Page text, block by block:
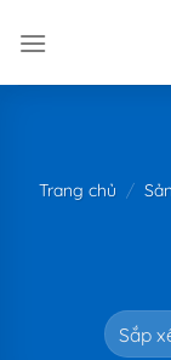
Trang chủ /